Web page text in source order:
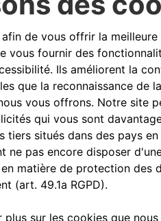
et de
permet de
directement à
de véhicules
en Europe : avec
qui s’ajoute à
En outre, les
de Stellantis et
et hybrides
en itinérance,
et de ceux qui